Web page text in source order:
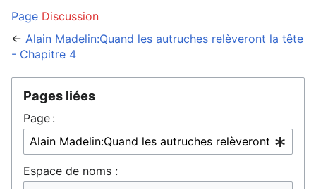
Page Discussion
← Alain Madelin:Quand les autruches relèveront la tête
- Chapitre 4
Pages liées
Page :
Espace de noms :